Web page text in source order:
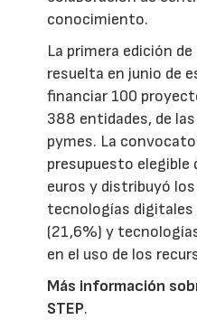
conocimiento.
La primera edición
resuelta en junio de
financiar 100
388 entidades, de
pymes. La
presupuesto elegible
euros y distribuyó
tecnologías
(21,6%) y
en el uso de los
Más información
STEP.